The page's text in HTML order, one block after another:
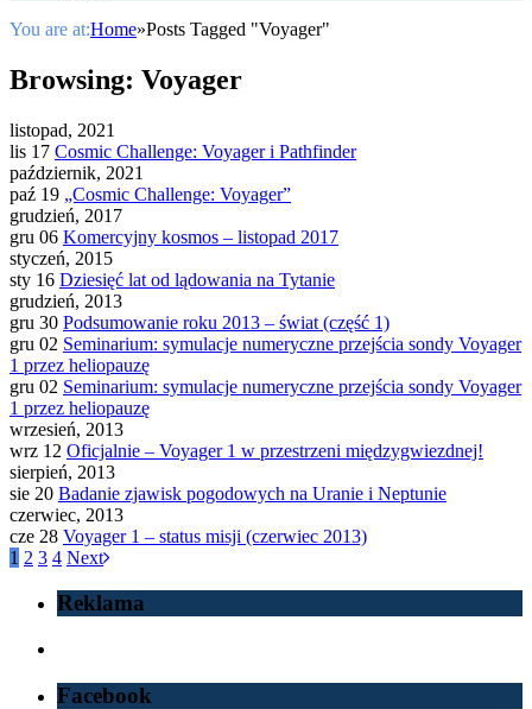
You are at:Home»Posts Tagged "Voyager"
Browsing: Voyager
listopad, 2021
lis 17 Cosmic Challenge: Voyager i Pathfinder
październik, 2021
paź 19 „Cosmic Challenge: Voyager”
grudzień, 2017
gru 06 Komercyjny kosmos – listopad 2017
styczeń, 2015
sty 16 Dziesięć lat od lądowania na Tytanie
grudzień, 2013
gru 30 Podsumowanie roku 2013 – świat (część 1)
gru 02 Seminarium: symulacje numeryczne przejścia sondy Voyager
1 przez heliopauzę
gru 02 Seminarium: symulacje numeryczne przejścia sondy Voyager
1 przez heliopauzę
wrzesień, 2013
wrz 12 Oficjalnie – Voyager 1 w przestrzeni międzygwiezdnej!
sierpień, 2013
sie 20 Badanie zjawisk pogodowych na Uranie i Neptunie
czerwiec, 2013
cze 28 Voyager 1 – status misji (czerwiec 2013)
1 2 3 4 Next
Reklama
Facebook